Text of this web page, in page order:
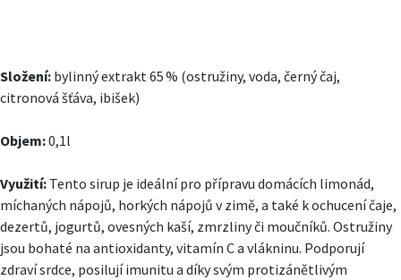
Složení: bylinný extrakt 65 % (ostružiny, voda, černý čaj,
citronová šťáva, ibišek)
Objem:0,1l
Využití: Tento sirup je ideální pro přípravu domácích limonád,
míchaných nápojů, horkých nápojů v zimě, a také k ochucení čaje,
dezertů, jogurtů, ovesných kaší, zmrzliny či moučníků. Ostružiny
jsou bohaté na antioxidanty, vitamín C a vlákninu. Podporují
zdraví srdce, posilují imunitu a díky svým protizánětlivým